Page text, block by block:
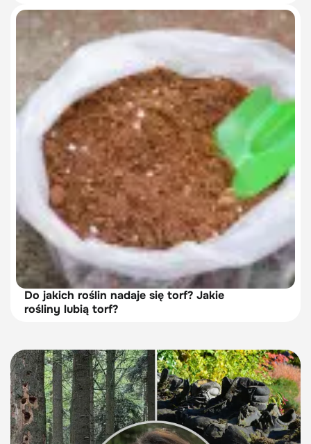
Do jakich roślin nadaje się torf? Jakie
rośliny lubią torf?